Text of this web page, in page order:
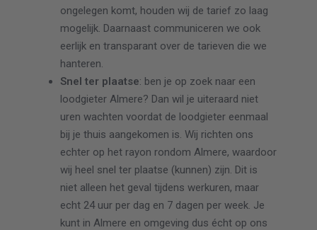
ongelegen komt, houden wij de tarief zo laag
mogelijk. Daarnaast communiceren we ook
eerlijk en transparant over de tarieven die we
hanteren.
Snel ter plaatse: ben je op zoek naar een
loodgieter Almere? Dan wil je uiteraard niet
uren wachten voordat de loodgieter eenmaal
bij je thuis aangekomen is. Wij richten ons
echter op het rayon rondom Almere, waardoor
wij heel snel ter plaatse (kunnen) zijn. Dit is
niet alleen het geval tijdens werkuren, maar
echt 24 uur per dag en 7 dagen per week. Je
kunt in Almere en omgeving dus écht op ons